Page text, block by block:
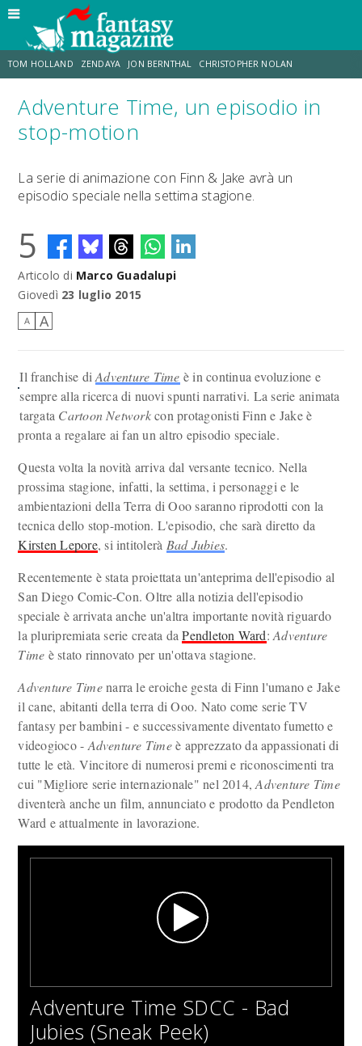
TOM HOLLAND ZENDAYA JON BERNTHAL CHRISTOPHER NOLAN
STRANIMONDI LUCCA COMICS & GAMES ODISSEA MARK RUFFALO
Adventure Time, un episodio in
stop-motion
La serie di animazione con Finn & Jake avrà un
episodio speciale nella settima stagione.
5
Articolo di Marco Guadalupi
Giovedì 23 luglio 2015
A A
Il franchise diAdventure Time è in continua evoluzione e
sempre alla ricerca di nuovi spunti narrativi. La serie animata
targata Cartoon Networkcon protagonisti Finn e Jake è
pronta a regalare ai fan un altro episodio speciale.
Questa volta la novità arriva dal versante tecnico. Nella
prossima stagione, infatti, la settima, i personaggi e le
ambientazioni della Terra di Ooo saranno riprodotti con la
tecnica dello stop-motion. L'episodio, che sarà diretto da
Kirsten Lepore, si intitolerà Bad Jubies.
Recentemente è stata proiettata un'anteprima dell'episodio al
San Diego Comic-Con. Oltre alla notizia dell'episodio
speciale è arrivata anche un'altra importante novità riguardo
la pluripremiata serie creata daPendleton Ward:Adventure
Time è stato rinnovato per un'ottava stagione.
Adventure Timenarra le eroiche gesta di Finn l'umano e Jake
il cane, abitanti della terra di Ooo. Nato come serie TV
fantasy per bambini - e successivamente diventato fumetto e
videogioco - Adventure Timeè apprezzato da appassionati di
tutte le età. Vincitore di numerosi premi e riconoscimenti tra
cui "Migliore serie internazionale" nel 2014,Adventure Time
diventerà anche un film, annunciato e prodotto da Pendleton
Ward e attualmente in lavorazione.
Adventure Time SDCC - Bad
Jubies (Sneak Peek)